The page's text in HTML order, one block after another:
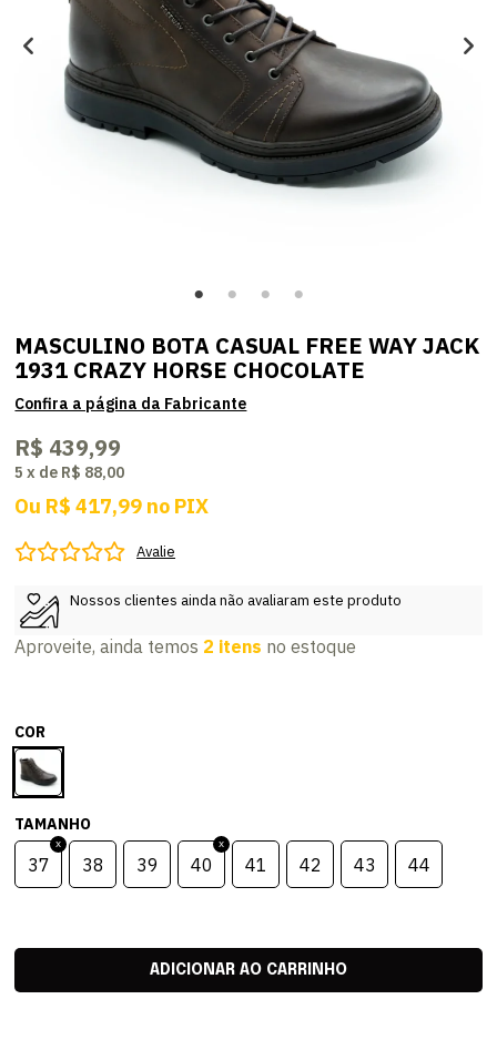
MASCULINO BOTA CASUAL FREE WAY JACK
1931 CRAZY HORSE CHOCOLATE
R$ 439,99
5 x de R$ 88,00
Ou R$ 417,99 no PIX
Avalie
Nossos clientes ainda não avaliaram este produto
Aproveite, ainda temos 2 itens no estoque
COR
TAMANHO
37 38 39 40 41 42 43 44